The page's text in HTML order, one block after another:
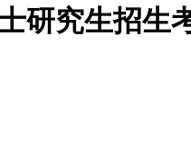
研究生招生